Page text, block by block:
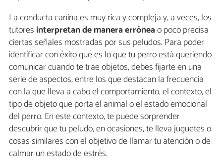
La conducta canina es muy rica y compleja y, a veces, los
tutores interpretan de manera erróneao poco precisa
ciertas señales mostradas por sus peludos. Para poder
identificar con éxito qué es lo que tu perro está queriendo
comunicar cuando te trae objetos, debes fijarte en una
serie de aspectos, entre los que destacan la frecuencia
con la que lleva a cabo el comportamiento, el contexto, el
tipo de objeto que porta el animal o el estado emocional
del perro. En este contexto, te puede sorprender
descubrir que tu peludo, en ocasiones, te lleva juguetes o
cosas similares con el objetivo de llamar tu atención o de
calmar un estado de estrés.